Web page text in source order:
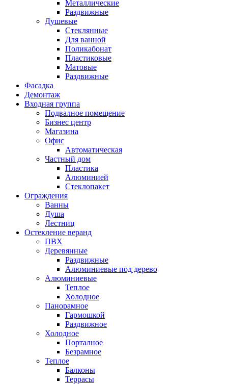
Металлические
Раздвижные
Душевые
Стеклянные
Для ванной
Поликабонат
Пластиковые
Матовые
Раздвижные
Фасадка
Демонтаж
Входная группа
Подвалное помещение
Бизнес центр
Магазина
Офис
Автоматическая
Частный дом
Пластика
Алюминией
Стеклопакет
Ограждения
Ванны
Душа
Лестниц
Остекление веранд
ПВХ
Деревянные
Раздвижные
Алюминиевые под дерево
Алюминиевые
Теплое
Холодное
Панорамное
Гармошкой
Раздвижное
Холодное
Порталное
Безрамное
Теплое
Балконы
Террасы